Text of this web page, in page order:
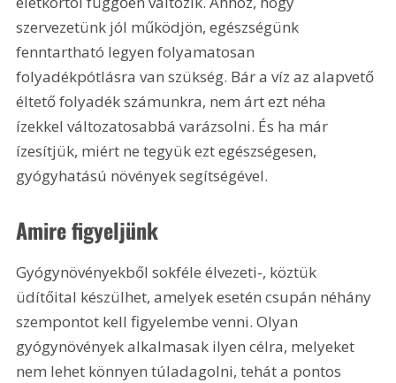
szervezetünk jól működjön, egészségünk
fenntartható legyen folyamatosan
folyadékpótlásra van szükség. Bár a víz az alapvető
éltető folyadék számunkra, nem árt ezt néha
ízekkel változatosabbá varázsolni. És ha már
ízesítjük, miért ne tegyük ezt egészségesen,
gyógyhatású növények segítségével.
Amire figyeljünk
Gyógynövényekből sokféle élvezeti-, köztük
üdítőital készülhet, amelyek esetén csupán néhány
szempontot kell figyelembe venni. Olyan
gyógynövények alkalmasak ilyen célra, melyeket
nem lehet könnyen túladagolni, tehát a pontos